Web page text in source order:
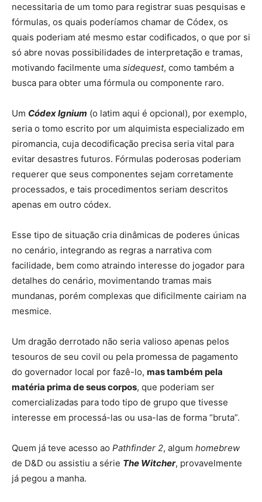
necessitaria de um tomo para registrar suas pesquisas e
fórmulas, os quais poderíamos chamar de Códex, os
quais poderiam até mesmo estar codificados, o que por si
só abre novas possibilidades de interpretação e tramas,
motivando facilmente uma sidequest, como também a
busca para obter uma fórmula ou componente raro.
Um Códex Ignium (o latim aqui é opcional), por exemplo,
seria o tomo escrito por um alquimista especializado em
piromancia, cuja decodificação precisa seria vital para
evitar desastres futuros. Fórmulas poderosas poderiam
requerer que seus componentes sejam corretamente
processados, e tais procedimentos seriam descritos
apenas em outro códex.
Esse tipo de situação cria dinâmicas de poderes únicas
no cenário, integrando as regras a narrativa com
facilidade, bem como atraindo interesse do jogador para
detalhes do cenário, movimentando tramas mais
mundanas, porém complexas que dificilmente cairiam na
mesmice.
Um dragão derrotado não seria valioso apenas pelos
tesouros de seu covil ou pela promessa de pagamento
do governador local por fazê-lo, mas também pela
matéria prima de seus corpos, que poderiam ser
comercializadas para todo tipo de grupo que tivesse
interesse em processá-las ou usa-las de forma “bruta”.
Quem já teve acesso ao Pathfinder 2, algum homebrew
de D&D ou assistiu a série The Witcher, provavelmente
já pegou a manha.